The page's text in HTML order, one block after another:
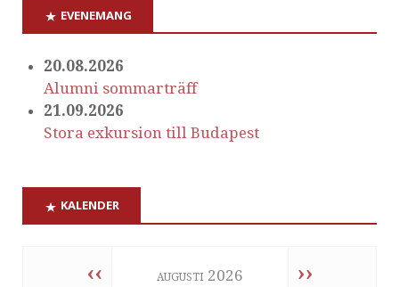
EVENEMANG
20.08.2026
Alumni sommarträff
21.09.2026
Stora exkursion till Budapest
KALENDER
‹‹ augusti 2026 ››